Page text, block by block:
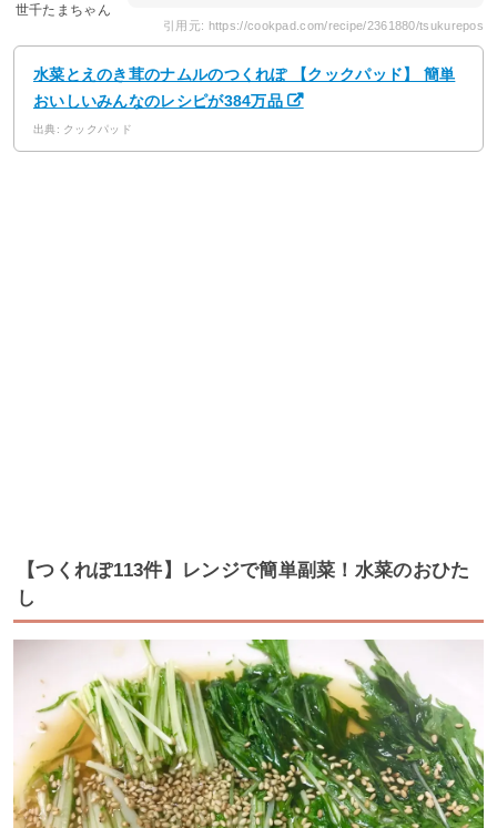
世千たまちゃん
引用元: https://cookpad.com/recipe/2361880/tsukurepos
水菜とえのき茸のナムルのつくれぽ 【クックパッド】 簡単
おいしいみんなのレシピが384万品
出典: クックパッド
【つくれぽ113件】レンジで簡単副菜！水菜のおひた
し